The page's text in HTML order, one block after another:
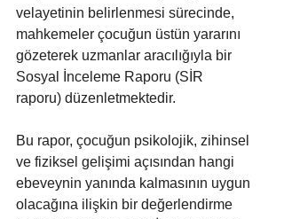
velayetinin belirlenmesi sürecinde,
mahkemeler çocuğun üstün yararını
gözeterek uzmanlar aracılığıyla bir
Sosyal İnceleme Raporu (SİR
raporu) düzenletmektedir.
Bu rapor, çocuğun psikolojik, zihinsel
ve fiziksel gelişimi açısından hangi
ebeveynin yanında kalmasının uygun
olacağına ilişkin bir değerlendirme